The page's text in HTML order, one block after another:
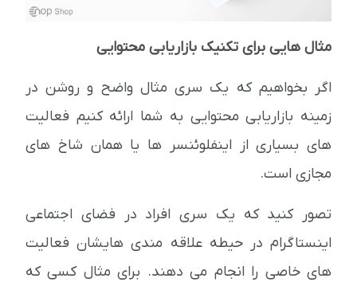
مثال هایی برای تکنیک بازاریابی محتوایی
اگر بخواهیم که یک سری مثال واضح و روشن در
زمینه بازاریابی محتوایی به شما ارائه کنیم فعالیت
های بسیاری از اینفلوئنسر ها یا همان شاخ های
مجازی است.
تصور کنید که یک سری افراد در فضای اجتماعی
اینستاگرام در حیطه علاقه مندی هایشان فعالیت
های خاصی را انجام می دهند. برای مثال کسی که